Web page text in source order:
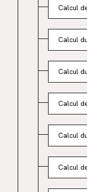
Calcul
Calcul
Calcul
Calcul
Calcul
Calcul